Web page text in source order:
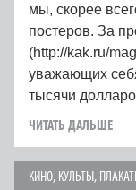
мы, скорее
постеров. За
(http://kak.ru/
уважающих
тысячи
ЧИТАТЬ ДАЛЬШЕ
КИНО, КУЛЬТЫ,